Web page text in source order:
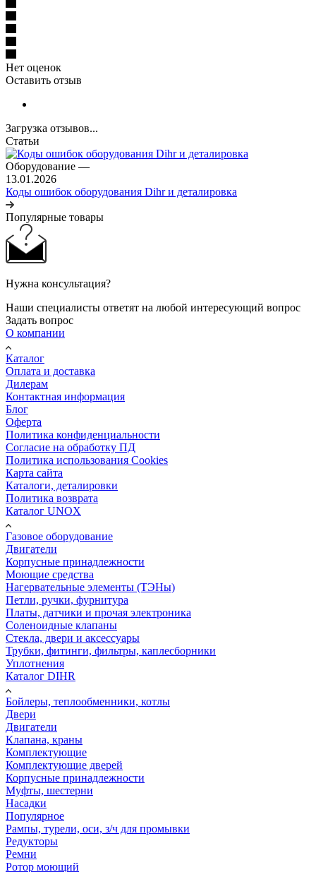
Нет оценок
Оставить отзыв
Загрузка отзывов...
Статьи
Оборудование —
13.01.2026
Коды ошибок оборудования Dihr и деталировка
Популярные товары
Нужна консультация?
Наши специалисты ответят на любой интересующий вопрос
Задать вопрос
О компании
Каталог
Оплата и доставка
Дилерам
Контактная информация
Блог
Оферта
Политика конфиденциальности
Согласие на обработку ПД
Политика использования Cookies
Карта сайта
Каталоги, деталировки
Политика возврата
Каталог UNOX
Газовое оборудование
Двигатели
Корпусные принадлежности
Моющие средства
Нагервательные элементы (ТЭНы)
Петли, ручки, фурнитура
Платы, датчики и прочая электроника
Соленоидные клапаны
Стекла, двери и аксессуары
Трубки, фитинги, фильтры, каплесборники
Уплотнения
Каталог DIHR
Бойлеры, теплообменники, котлы
Двери
Двигатели
Клапана, краны
Комплектующие
Комплектующие дверей
Корпусные принадлежности
Муфты, шестерни
Насадки
Популярное
Рампы, турели, оси, з/ч для промывки
Редукторы
Ремни
Ротор моющий